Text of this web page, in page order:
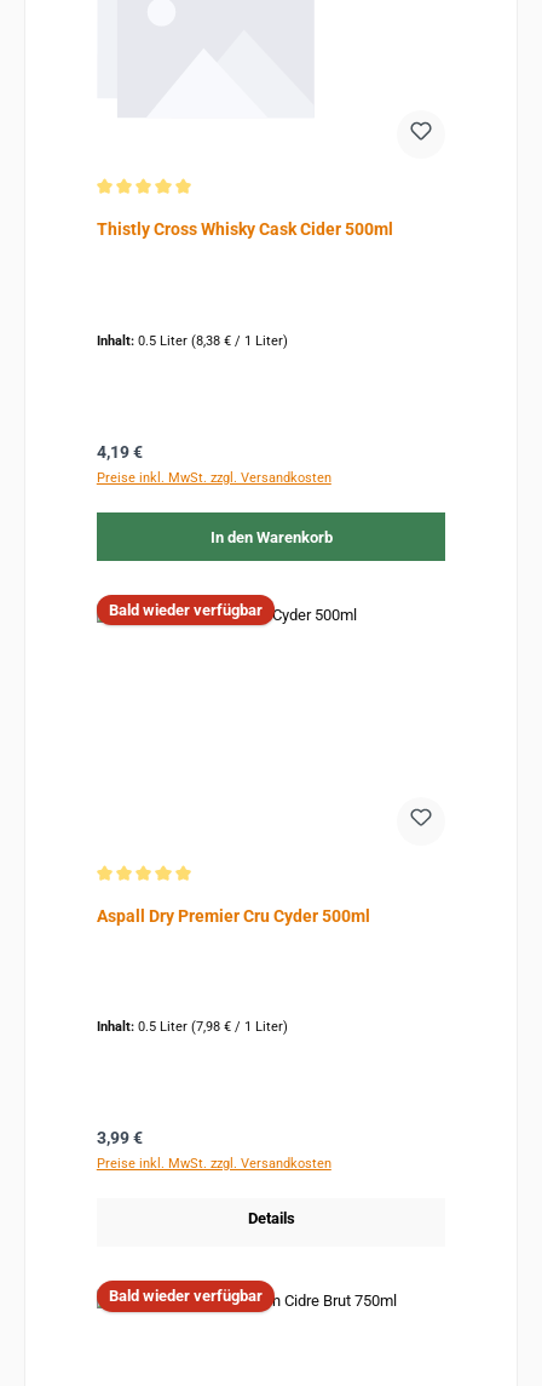
Thistly Cross Whisky Cask Cider 500ml
Inhalt: 0.5 Liter (8,38 € / 1 Liter)
Regulärer Preis:
4,19 €
Preise inkl. MwSt. zzgl. Versandkosten
In den Warenkorb
Bald wieder verfügbar
Aspall Dry Premier Cru Cyder 500ml
Inhalt: 0.5 Liter (7,98 € / 1 Liter)
Regulärer Preis:
3,99 €
Preise inkl. MwSt. zzgl. Versandkosten
Details
Bald wieder verfügbar